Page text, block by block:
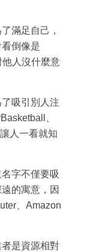
滿足自己，
倒像是
人沒什麼意
吸引別人注
、
人一看就知
字不僅要吸
的寓意，因
、Amazon
是資源相對